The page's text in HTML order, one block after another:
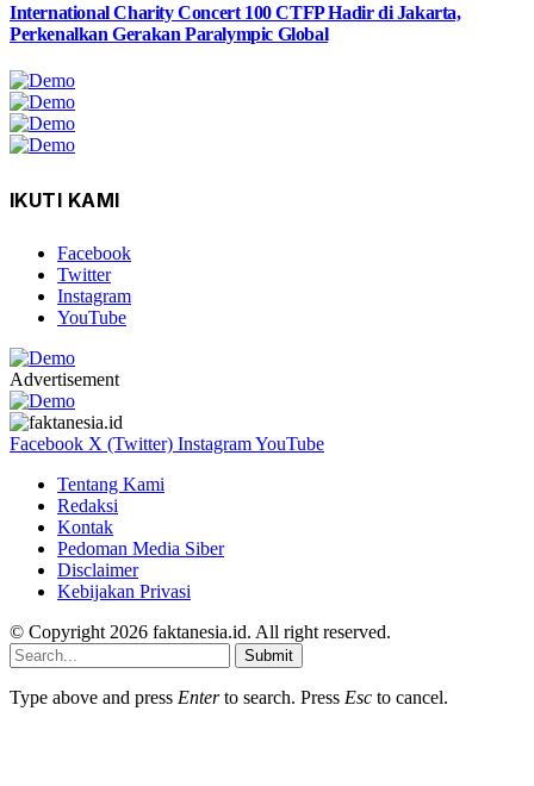
International Charity Concert 100 CTFP Hadir di Jakarta,
Perkenalkan Gerakan Paralympic Global
IKUTI KAMI
Facebook
Twitter
Instagram
YouTube
Advertisement
Facebook X (Twitter) InstagramYouTube
Tentang Kami
Redaksi
Kontak
Pedoman Media Siber
Disclaimer
Kebijakan Privasi
© Copyright 2026 faktanesia.id. All right reserved.
Submit
Type above and press Enterto search. Press Esc to cancel.